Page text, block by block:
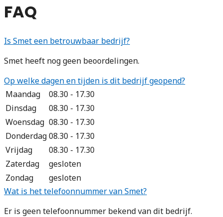
FAQ
Is Smet een betrouwbaar bedrijf?
Smet heeft nog geen beoordelingen.
Op welke dagen en tijden is dit bedrijf geopend?
Maandag
08.30 - 17.30
Dinsdag
08.30 - 17.30
Woensdag 08.30 - 17.30
Donderdag08.30 - 17.30
Vrijdag
08.30 - 17.30
Zaterdag
gesloten
Zondag
gesloten
Wat is het telefoonnummer van Smet?
Er is geen telefoonnummer bekend van dit bedrijf.